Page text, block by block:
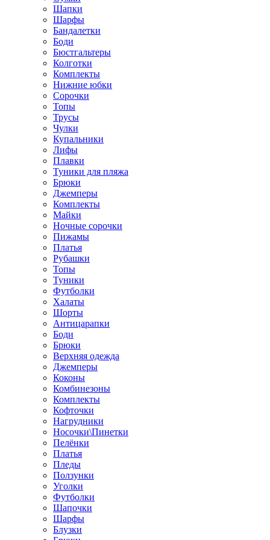
Шапки
Шарфы
Бандалетки
Боди
Бюстгальтеры
Колготки
Комплекты
Нижние юбки
Сорочки
Топы
Трусы
Чулки
Купальники
Лифы
Плавки
Туники для пляжа
Брюки
Джемперы
Комплекты
Майки
Ночные сорочки
Пижамы
Платья
Рубашки
Топы
Туники
Футболки
Халаты
Шорты
Антицарапки
Боди
Брюки
Верхняя одежда
Джемперы
Коконы
Комбинезоны
Комплекты
Кофточки
Нагрудники
Носочки\Пинетки
Пелёнки
Платья
Пледы
Ползунки
Уголки
Футболки
Шапочки
Шарфы
Блузки